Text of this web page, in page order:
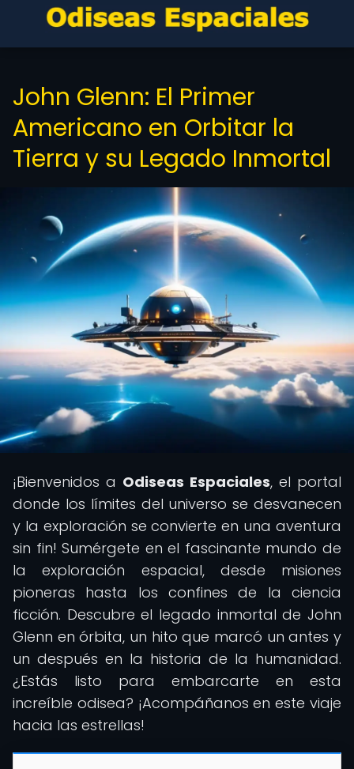
John Glenn: El Primer
Americano en Orbitar la
Tierra y su Legado Inmortal
¡Bienvenidos a Odiseas Espaciales, el portal
donde los límites del universo se desvanecen
y la exploración se convierte en una aventura
sin fin! Sumérgete en el fascinante mundo de
la exploración espacial, desde misiones
pioneras hasta los confines de la ciencia
ficción. Descubre el legado inmortal de John
Glenn en órbita, un hito que marcó un antes y
un después en la historia de la humanidad.
¿Estás listo para embarcarte en esta
increíble odisea? ¡Acompáñanos en este viaje
hacia las estrellas!